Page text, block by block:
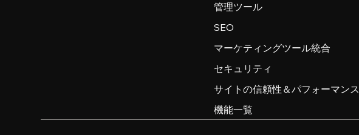
管理ツール
SEO
マーケティングツール統合
セキュリティ
サイトの信頼性＆パフォーマンス
機能一覧